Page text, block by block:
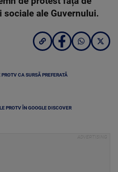
ale Guvernului.
CA SURSĂ PREFERATĂ
PROTV ÎN GOOGLE DISCOVER